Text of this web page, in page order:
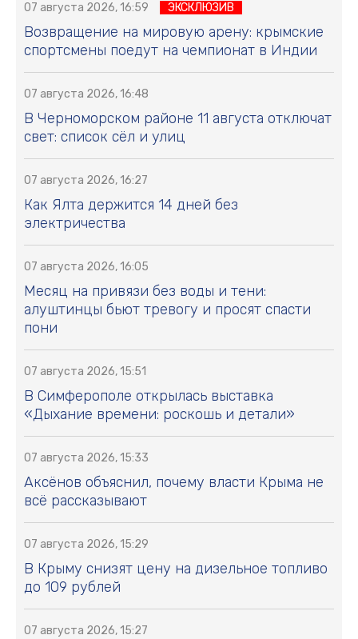
07 августа 2026, 16:59 ЭКСКЛЮЗИВ
Возвращение на мировую арену: крымские
спортсмены поедут на чемпионат в Индии
07 августа 2026, 16:48
В Черноморском районе 11 августа отключат
свет: список сёл и улиц
07 августа 2026, 16:27
Как Ялта держится 14 дней без
электричества
07 августа 2026, 16:05
Месяц на привязи без воды и тени:
алуштинцы бьют тревогу и просят спасти
пони
07 августа 2026, 15:51
В Симферополе открылась выставка
«Дыхание времени: роскошь и детали»
07 августа 2026, 15:33
Аксёнов объяснил, почему власти Крыма не
всё рассказывают
07 августа 2026, 15:29
В Крыму снизят цену на дизельное топливо
до 109 рублей
07 августа 2026, 15:27